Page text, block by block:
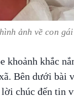
ảnh về con
khoảnh khắc
Bên dưới bài
chúc đến tin